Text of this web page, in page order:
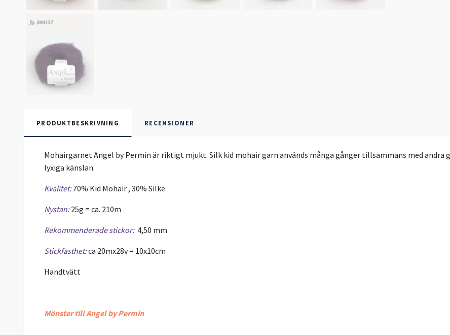
PRODUKTBESKRIVNING RECENSIONER
Mohairgarnet Angel by Permin är riktigt mjukt. Silk kid mohair garn används många gånger tillsammans med
lyxiga känslan.
Kvalitet:70% Kid Mohair , 30% Silke
Nystan:25g = ca. 210m
Rekommenderade stickor:4,50 mm
Stickfasthet:ca 20mx28v = 10x10cm
Handtvätt
Mönster till Angel by Permin